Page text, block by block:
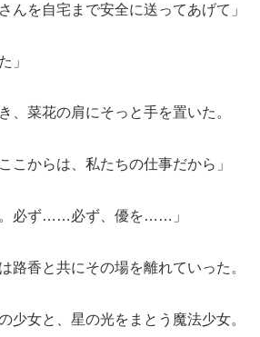
んを自宅まで安全に送ってあげて」
」
、菜花の肩にそっと手を置いた。
こからは、私たちの仕事だから」
必ず……必ず、優を……」
路香と共にその場を離れていった。
少女と、星の光をまとう魔法少女。